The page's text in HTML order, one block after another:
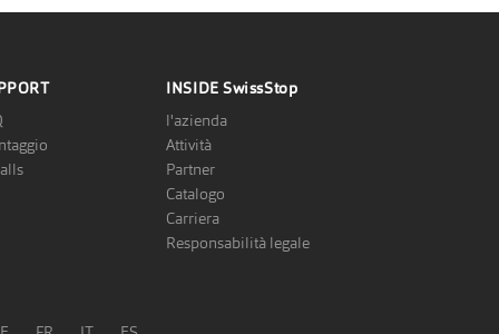
INSIDESwissStop
l'azienda
Attività
Partner
Catalogo
Carriera
Responsabilità legale